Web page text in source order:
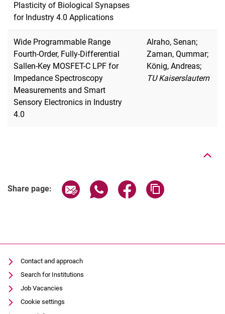
Plasticity of Biological Synapses
for Industry 4.0 Applications
Wide Programmable Range
Fourth-Order, Fully-Differential
Sallen-Key MOSFET-C LPF for
Impedance Spectroscopy
Measurements and Smart
Sensory Electronics in Industry
4.0
Alraho, Senan;
Zaman, Qummar;
König, Andreas;
TU Kaiserslautern
Share page: Share page via email
Share page via WhatsApp
Share page via
Contact and approach
Search for Institutions
Job Vacancies
Cookie settings